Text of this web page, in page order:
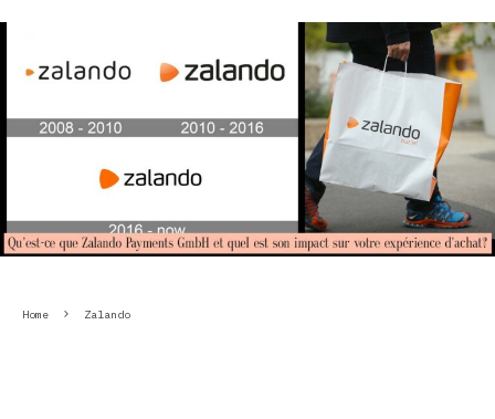
Home Zalando